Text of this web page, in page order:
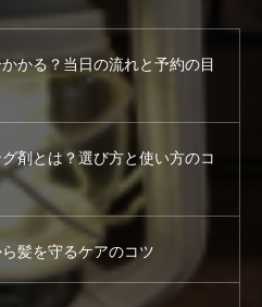
かる？当日の流れと予約の目
剤とは？選び方と使い方のコ
髪を守るケアのコツ